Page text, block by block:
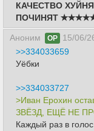
КАЧЕСТВО
ПОЧИНЯТ
Аноним OP 15/06/
>>334033659
Уёбки
>>334033727
>Иван Ерохин
ЗВЁЗД, ЕЩЁ НЕ
Каждый раз в